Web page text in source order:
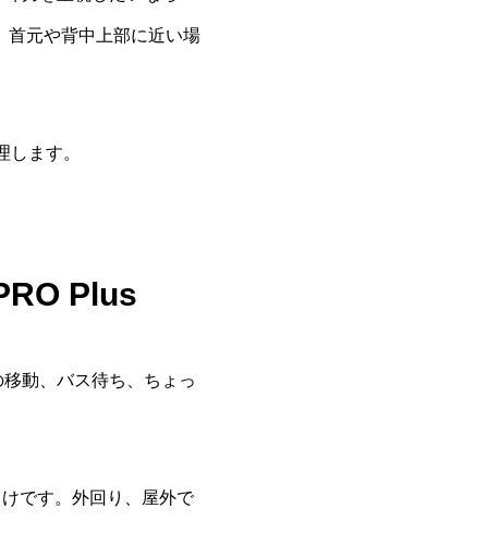
首元や背中上部に近い場
ます。
Plus
動、バス待ち、ちょっ
です。外回り、屋外で